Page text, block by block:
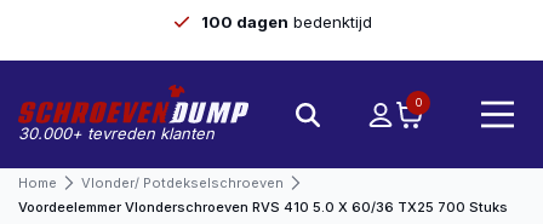
100 dagen bedenktijd
30.000+ tevreden klanten
0
Home
Vlonder/ Potdekselschroeven
Voordeelemmer Vlonderschroeven RVS 410 5.0 X 60/36 TX25 700 Stuks